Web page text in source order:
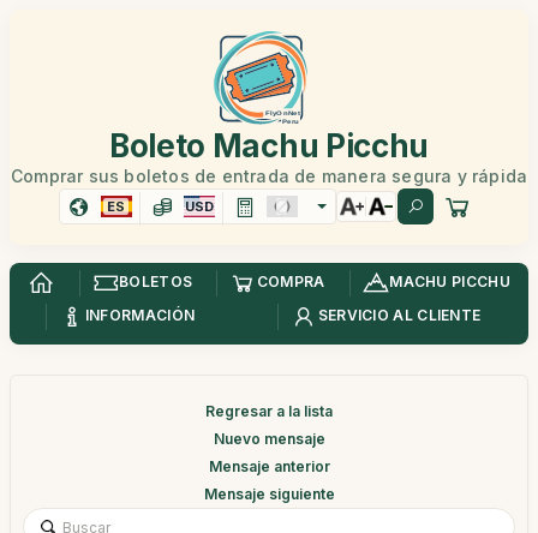
Boleto Machu Picchu
Comprar sus boletos de entrada de manera segura y rápida
ES USD
BOLETOS COMPRA
MACHU PICCHU
INFORMACIÓN
SERVICIO AL CLIENTE
Regresar a la lista
Nuevo mensaje
Mensaje anterior
Mensaje siguiente